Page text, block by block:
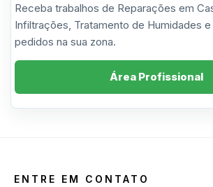
Receba trabalhos de Reparações em
Infiltrações, Tratamento de Humidades
pedidos na sua zona.
Área Profissional
ENTRE EM CONTATO